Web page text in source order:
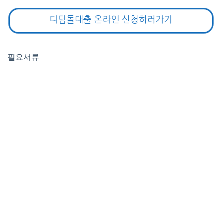
디딤돌대출 온라인 신청하러가기
필요서류